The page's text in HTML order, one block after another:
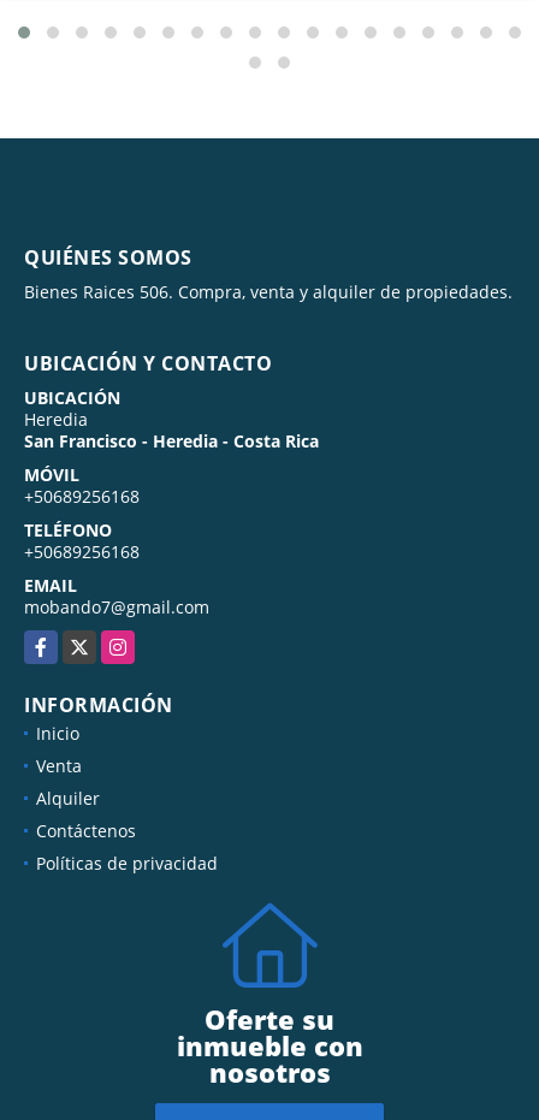
QUIÉNES SOMOS
Bienes Raices 506. Compra, venta y alquiler de propiedades.
UBICACIÓN Y CONTACTO
UBICACIÓN
Heredia
San Francisco - Heredia - Costa Rica
MÓVIL
+50689256168
TELÉFONO
+50689256168
EMAIL
mobando7@gmail.com
Facebook
X Instagram
INFORMACIÓN
Inicio
Venta
Alquiler
Contáctenos
Políticas de privacidad
Oferte su
inmueble con
nosotros